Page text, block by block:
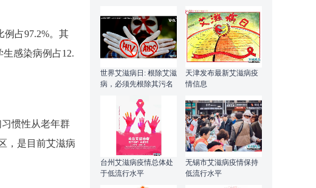
占97.2%。其
感染病例占12.
惯性从老年群
，是目前艾滋病
世界艾滋病日: 根除艾滋
病，必须先根除其污名
天津发布最新艾滋病疫
情信息
台州艾滋病疫情总体处
于低流行水平
无锡市艾滋病疫情保持
低流行水平